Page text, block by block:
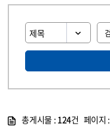
총게시물 : 124건 페이지 :